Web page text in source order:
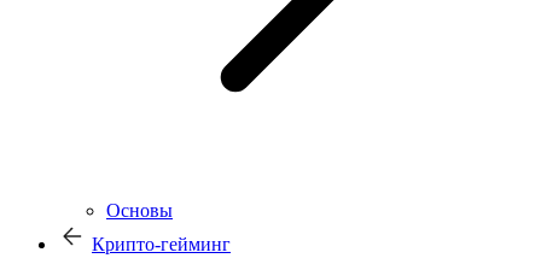
Основы
Крипто-гейминг